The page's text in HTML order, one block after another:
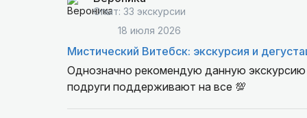
Опыт: 33 экскурсии
18 июля 2026
Мистический Витебск: экскурсия и
Однозначно рекомендую данную
подруги поддерживают на все 💯